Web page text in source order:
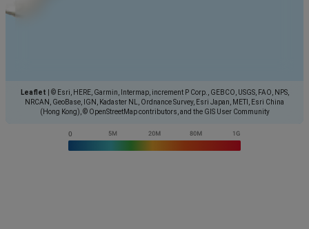
Leaflet
© Esri, HERE, Garmin, Intermap, increment P Corp., GEBCO, USGS, FAO, NPS,
NRCAN, GeoBase, IGN, Kadaster NL, Ordnance Survey, Esri Japan, METI, Esri China
(Hong Kong), © OpenStreetMap contributors, and the GIS User Community